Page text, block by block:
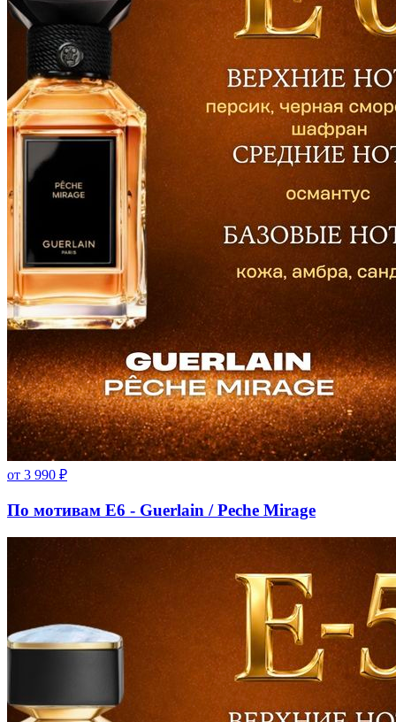
от 3 990 ₽
По мотивам E6 - Guerlain / Peche Mirage